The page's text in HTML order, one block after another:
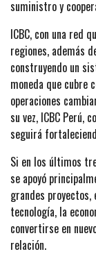
suministro y
ICBC, con una red
regiones, además
construyendo un
moneda que cubre
operaciones
su vez, ICBC Perú,
seguirá
Si en los últimos
se apoyó
grandes
tecnología, la
convertirse en
relación.